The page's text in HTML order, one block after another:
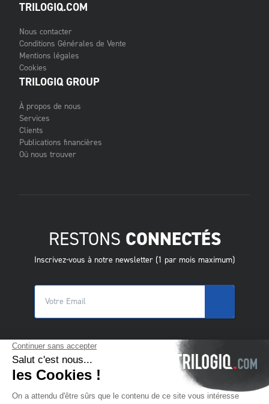
TRILOGIQ.COM
Nous contacter
Conditions Générales de Vente
Mentions légales
Cookies
TRILOGIQ GROUP
À propos de nous
Services
Clients
Publications financières
Où nous trouver
RESTONS CONNECTÉS
Inscrivez-vous à notre newsletter (1 par mois maximum)